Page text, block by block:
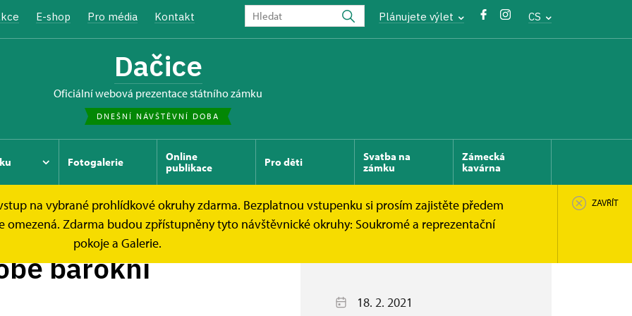
E-shop Pro média Kontakt Plánujete výlet CS
Dačice
oficiální webová prezentace státního zámku
DNEŠNÍ NÁVŠTĚVNÍ DOBA
Fotogalerie
Online
publikace
Pro děti
Svatba na
zámku
Zámecká
kavárna
na vybrané prohlídkové okruhy zdarma. Bezplatnou vstupenku si prosím zajistěte předem
Zdarma budou zpřístupněny tyto návštěvnické okruhy: Soukromé a reprezentační
pokoje a Galerie.
ZAVŘÍT
barokní
18. 2. 2021